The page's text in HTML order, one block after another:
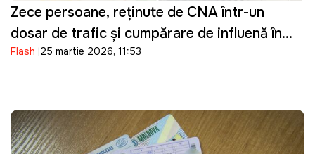
Zece persoane, reținute de CNA într-un
dosar de trafic și cumpărare de influență în
domeniul transportului
Flash 25 martie 2026, 11:53